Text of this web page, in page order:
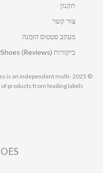
תקנון
צור קשר
מעקב סטטוס הזמנה
ביקורות MallShoes (Reviews)
is an independent multi-
products from leading labels.